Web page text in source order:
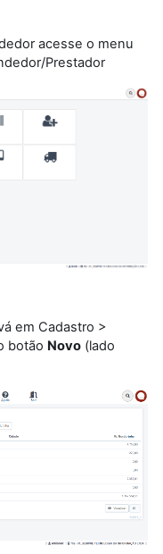
acesse o menu
Prestador
em Cadastro >
botão Novo (lado